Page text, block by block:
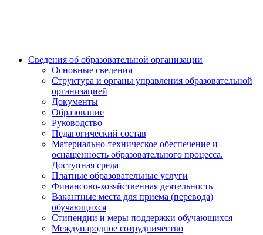
Сведения об образовательной организации
Основные сведения
Структура и органы управления образовательной
организацией
Документы
Образование
Руководство
Педагогический состав
Материально-техническое обеспечение и
оснащенность образовательного процесса.
Доступная среда
Платные образовательные услуги
Финансово-хозяйственная деятельность
Вакантные места для приема (перевода)
обучающихся
Стипендии и меры поддержки обучающихся
Международное сотрудничество